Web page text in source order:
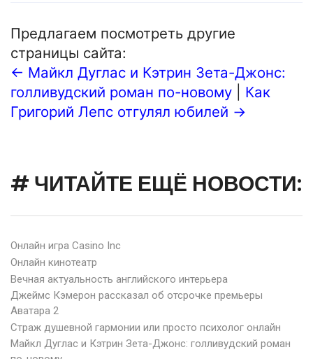
Предлагаем посмотреть другие
страницы сайта:
← Майкл Дуглас и Кэтрин Зета-Джонс:
голливудский роман по-новому
Как
Григорий Лепс отгулял юбилей →
# ЧИТАЙТЕ ЕЩЁ НОВОСТИ:
Онлайн игра Casino Inc
Онлайн кинотеатр
Вечная актуальность английского интерьера
Джеймс Кэмерон рассказал об отсрочке премьеры
Аватара 2
Страж душевной гармонии или просто психолог онлайн
Майкл Дуглас и Кэтрин Зета-Джонс: голливудский роман